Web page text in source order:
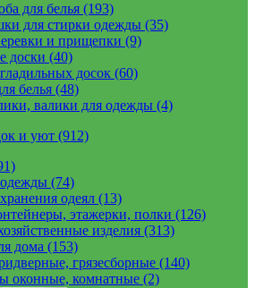
для белья (193)
для стирки одежды (35)
и прищепки (9)
доски (40)
досок (60)
белья (48)
валики для одежды (4)
и уют (912)
(74)
одеял (13)
этажерки, полки (126)
изделия (313)
дома (153)
грязесборные (140)
оконные, комнатные (2)